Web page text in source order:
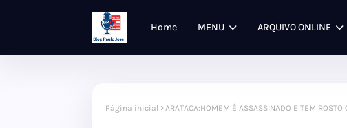
Home MENU ARQUIVO ONLINE
Página inicial ARATACA:HOMEM É ASSASSINADO E TEM ROSTO